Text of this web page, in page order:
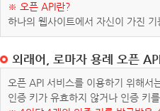
※ 오픈 API란?
하나의 웹사이트에서 자신이 가진
외래어, 로마자 용례 오픈
오픈 API 서비스를 이용하기 위해
인증 키가 유효하지 않거나 인증 키